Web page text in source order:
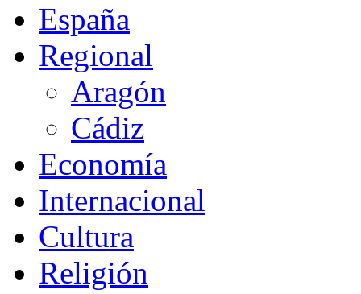
España
Regional
Aragón
Cádiz
Economía
Internacional
Cultura
Religión